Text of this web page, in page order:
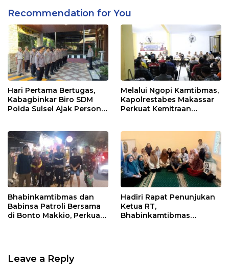
Recommendation for You
Hari Pertama Bertugas,
Kabagbinkar Biro SDM
Polda Sulsel Ajak Personel
Melalui Ngopi Kamtibmas,
Kapolrestabes Makassar
Perkuat Kemitraan
Bhabinkamtibmas dan
Babinsa Patroli Bersama
di Bonto Makkio, Perkuat
Hadiri Rapat Penunjukan
Ketua RT,
Bhabinkamtibmas
Leave a Reply